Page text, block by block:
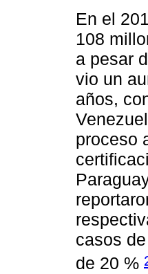
En el
108
a pesar
vio un
años,
proceso
casos de
de 20 %